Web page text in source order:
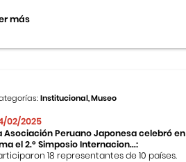
más
Institucional, Museo
02/2025
Asociación Peruano Japonesa celebró en
el 2.º Simposio Internacion...:
18 representantes de 10 países.